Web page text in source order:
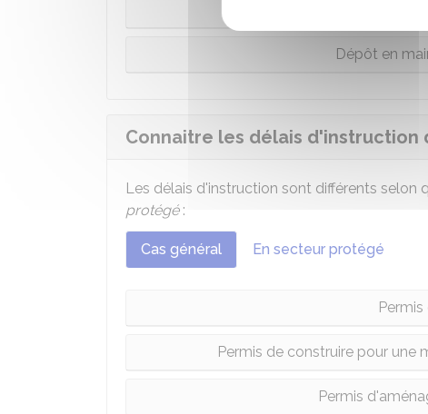
Dépôt en
Connaitre les délais d'instruction
Les délais d'instruction sont différents selon
protégé:
Cas général En secteur protégé
Permis de construire pour une
Permis